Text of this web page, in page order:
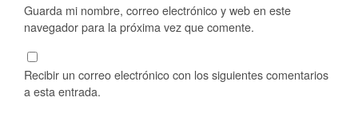
Guarda mi nombre, correo electrónico y web en este
navegador para la próxima vez que comente.
Recibir un correo electrónico con los siguientes comentarios
a esta entrada.